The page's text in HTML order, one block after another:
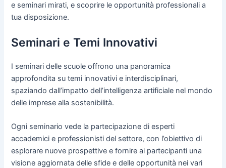
e seminari mirati, e scoprire le opportunità professionali a
tua disposizione.
Seminari e Temi Innovativi
I seminari delle scuole offrono una panoramica
approfondita su temi innovativi e interdisciplinari,
spaziando dall’impatto dell’intelligenza artificiale nel mondo
delle imprese alla sostenibilità.
Ogni seminario vede la partecipazione di esperti
accademici e professionisti del settore, con l’obiettivo di
esplorare nuove prospettive e fornire ai partecipanti una
visione aggiornata delle sfide e delle opportunità nei vari